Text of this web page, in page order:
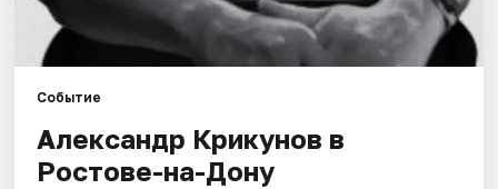
Артисты
Событие
Александр Крикунов в
Ростове-на-Дону